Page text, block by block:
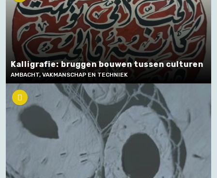
Kalligrafie: bruggen bouwen tussen culturen
AMBACHT, VAKMANSCHAP EN TECHNIEK